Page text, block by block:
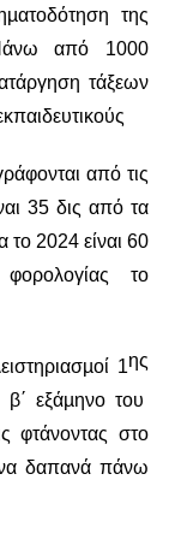
της
από 1000
τάξεων
από τις
35 δις από τα
το 2024 είναι 60
το
1ης
β΄ εξάµηνο του
φτάνοντας στο
να δαπανά πάνω